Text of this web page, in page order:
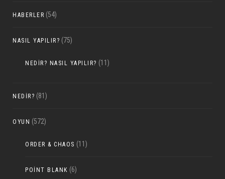
HABERLER (54)
NASIL YAPILIR? (75)
NEDIR? NASIL YAPILIR? (11)
NEDIR? (81)
OYUN (572)
ORDER & CHAOS (11)
POINT BLANK (6)